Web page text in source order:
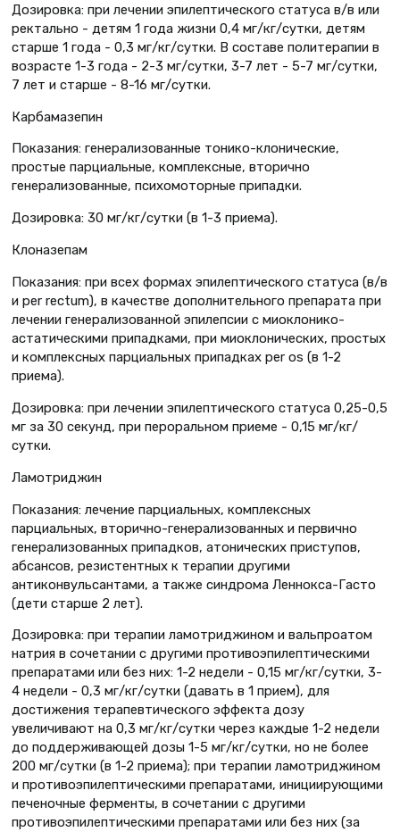
Дозировка: при лечении эпилептического статуса в/в или
ректально - детям 1 года жизни 0,4 мг/кг/сутки, детям
старше 1 года - 0,3 мг/кг/сутки. В составе политерапии в
возрасте 1-3 года - 2-3 мг/сутки, 3-7 лет - 5-7 мг/сутки,
7 лет и старше - 8-16 мг/сутки.
Карбамазепин
Показания: генерализованные тонико-клонические,
простые парциальные, комплексные, вторично
генерализованные, психомоторные припадки.
Дозировка: 30 мг/кг/сутки (в 1-3 приема).
Клоназепам
Показания: при всех формах эпилептического статуса (в/в
и per rectum), в качестве дополнительного препарата при
лечении генерализованной эпилепсии с миоклонико-
астатическими припадками, при миоклонических, простых
и комплексных парциальных припадках per os (в 1-2
приема).
Дозировка: при лечении эпилептического статуса 0,25-0,5
мг за 30 секунд, при пероральном приеме - 0,15 мг/кг/
сутки.
Ламотриджин
Показания: лечение парциальных, комплексных
парциальных, вторично-генерализованных и первично
генерализованных припадков, атонических приступов,
абсансов, резистентных к терапии другими
антиконвульсантами, а также синдрома Леннокса-Гасто
(дети старше 2 лет).
Дозировка: при терапии ламотриджином и вальпроатом
натрия в сочетании с другими противоэпилептическими
препаратами или без них: 1-2 недели - 0,15 мг/кг/сутки, 3-
4 недели - 0,3 мг/кг/сутки (давать в 1 прием), для
достижения терапевтического эффекта дозу
увеличивают на 0,3 мг/кг/сутки через каждые 1-2 недели
до поддерживающей дозы 1-5 мг/кг/сутки, но не более
200 мг/сутки (в 1-2 приема); при терапии ламотриджином
и противоэпилептическими препаратами, инициирующими
печеночные ферменты, в сочетании с другими
противоэпилептическими препаратами или без них (за